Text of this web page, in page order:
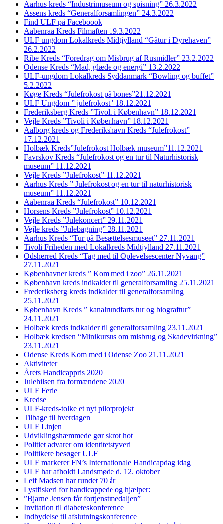
Aarhus kreds “Industrimuseum og spisning” 26.3.2022
Assens kreds “Generalforsamlingen” 24.3.2022
Find ULF på Faceboook
Aabenraa Kreds Filmaften 19.3.2022
ULF ungdom Lokalkreds Midtjylland “Gåtur i Dyrehaven”
26.2.2022
Ribe Kreds “Foredrag om Misbrug af Rusmidler” 23.2.2022
Odense Kreds “Mad, glæde og energi” 13.2.2022
ULF-ungdom Lokalkreds Syddanmark “Bowling og buffet”
5.2.2022
Køge Kreds “Julefrokost på bones”21.12.2021
ULF Ungdom ” julefrokost” 18.12.2021
Frederiksberg Kreds ”Tivoli i København” 18.12.2021
Vejle Kreds ”Tivoli i København” 18.12.2021
Aalborg kreds og Frederikshavn Kreds “Julefrokost”
17.12.2021
Holbæk Kreds”Julefrokost Holbæk museum”11.12.2021
Favrskov Kreds “Julefrokost og en tur til Naturhistorisk
museum” 11.12.2021
Vejle Kreds ”Julefrokost” 11.12.2021
Aarhus Kreds ” Julefrokost og en tur til naturhistorisk
museum” 11.12.2021
Aabenraa Kreds “Julefrokost” 10.12.2021
Horsens Kreds ”Julefrokost” 10.12.2021
Vejle Kreds ”Julekoncert” 29.11.2021
Vejle kreds ”Julebagning” 28.11.2021
Aarhus Kreds “Tur på Besættelsesmuseet” 27.11.2021
Tivoli Friheden med Lokalkreds Midtjylland 27.11.2021
Odsherred Kreds “Tag med til Oplevelsescenter Nyvang”
27.11.2021
Københavner kreds ” Kom med i zoo” 26.11.2021
København kreds indkalder til generalforsamling 25.11.2021
Frederiksberg kreds indkalder til generalforsamling
25.11.2021
København Kreds ” kanalrundfarts tur og biograftur”
24.11.2021
Holbæk kreds indkalder til generalforsamling 23.11.2021
Holbæk kredsen “Minikursus om misbrug og Skadevirkning”
23.11.2021
Odense Kreds Kom med i Odense Zoo 21.11.2021
Aktiviteter
Årets Handicappris 2020
Julehilsen fra formændene 2020
ULF Ferie
Kredse
ULF-kreds-tolke et nyt pilotprojekt
Tilbage til hverdagen
ULF Linjen
Udviklingshæmmede gør skrot hot
Politiet advarer om identitetstyveri
Politikere besøger ULF
ULF markerer FN’s Internationale Handicapdag idag
ULF har afholdt Landsmøde d. 12. oktober
Leif Madsen har rundet 70 år
Lystfiskeri for handicappede og hjælper:
”Bjarne Jensen får fortjenstmedaljen”
Invitation til diabeteskonference
Indbydelse til afslutningskonference